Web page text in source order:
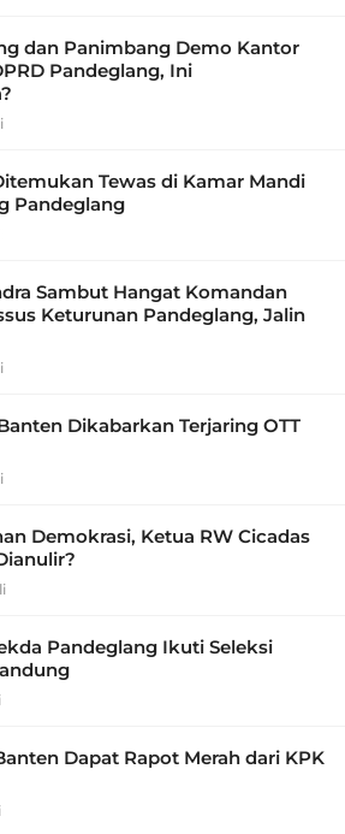
dan Panimbang Demo Kantor
Pandeglang, Ini
Tewas di Kamar Mandi
Pandeglang
Sambut Hangat Komandan
Keturunan Pandeglang, Jalin
Dikabarkan Terjaring OTT
Demokrasi, Ketua RW Cicadas
Pandeglang Ikuti Seleksi
Dapat Rapot Merah dari KPK